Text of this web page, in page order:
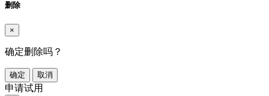
删除
×
确定删除吗？
确定 取消
申请试用